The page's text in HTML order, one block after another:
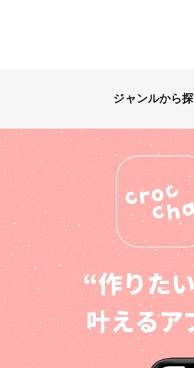
ジャンルから